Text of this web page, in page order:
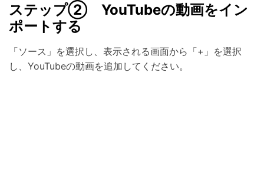
ステップ② YouTubeの動画をイン
ポートする
「ソース」を選択し、表示される画面から「+」を選択
し、YouTubeの動画を追加してください。